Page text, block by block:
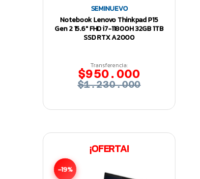
SEMINUEVO
Notebook Lenovo Thinkpad P15
Gen 2 15.6″ FHD i7-11800H 32GB 1TB
SSD RTX A2000
Transferencia:
$950.000
$1.230.000
¡OFERTA!
-19%